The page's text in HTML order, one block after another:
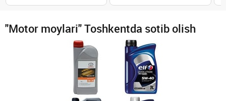
"Motor moylari" Toshkentda sotib olish